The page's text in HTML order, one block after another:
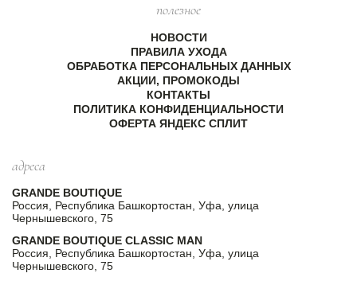
полезное
НОВОСТИ
ПРАВИЛА УХОДА
ОБРАБОТКА ПЕРСОНАЛЬНЫХ ДАННЫХ
АКЦИИ, ПРОМОКОДЫ
КОНТАКТЫ
ПОЛИТИКА КОНФИДЕНЦИАЛЬНОСТИ
ОФЕРТА ЯНДЕКС СПЛИТ
адреса
GRANDE BOUTIQUE
Россия, Республика Башкортостан, Уфа, улица
Чернышевского, 75
GRANDE BOUTIQUE CLASSIC MAN
Россия, Республика Башкортостан, Уфа, улица
Чернышевского, 75